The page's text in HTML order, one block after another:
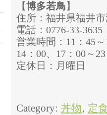
【博多若鳥】
住所：福井県福井市
電話：0776-33-3635
営業時間：11：45
14：00、17：00～
定休日：月曜日
Category: 丼物, 定